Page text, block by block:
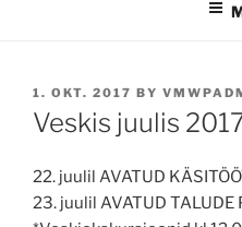
POSTED
ON
1. OKT. 2017 BY
Veskis juulis
22. juulil AVATUD
23. juulil AVATUD TALUDE